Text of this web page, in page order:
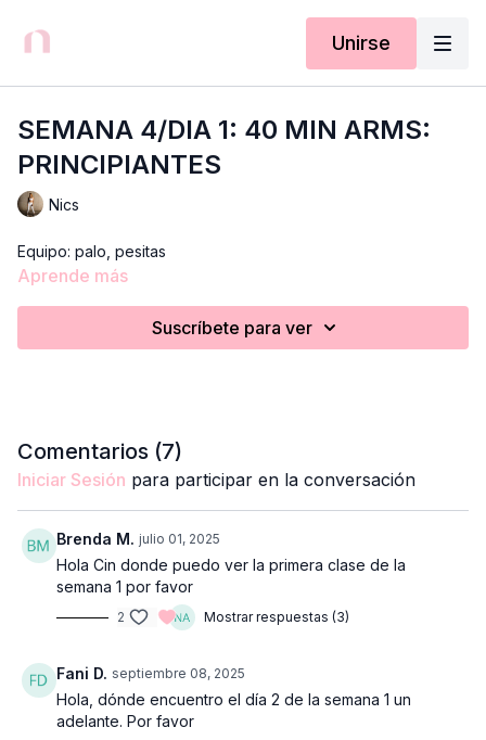
Unirse
SEMANA 4/DIA 1: 40 MIN ARMS:
PRINCIPIANTES
Nics
Equipo: palo, pesitas
Aprende más
Suscríbete para ver
Comentarios (7)
Iniciar Sesión para participar en la conversación
Brenda M. julio 01, 2025
Hola Cin donde puedo ver la primera clase de la
semana 1 por favor
2 Mostrar respuestas (3)
Fani D. septiembre 08, 2025
Hola, dónde encuentro el día 2 de la semana 1 un
adelante. Por favor